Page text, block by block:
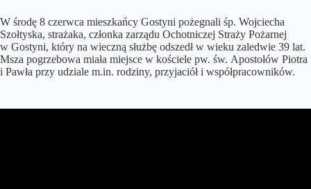
W środę 8 czerwca mieszkańcy Gostyni pożegnali śp. Wojciecha
Szołtyska, strażaka, członka zarządu Ochotniczej Straży Pożarnej
w Gostyni, który na wieczną służbę odszedł w wieku zaledwie 39 lat.
Msza pogrzebowa miała miejsce w kościele pw. św. Apostołów Piotra
i Pawła przy udziale m.in. rodziny, przyjaciół i współpracowników.